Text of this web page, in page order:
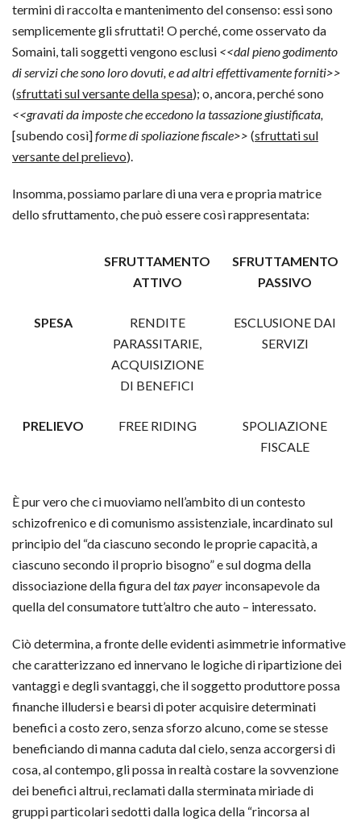
termini di raccolta e mantenimento del consenso: essi sono
semplicemente gli sfruttati! O perché, come osservato da
Somaini, tali soggetti vengono esclusi <<dal pieno godimento
di servizi che sono loro dovuti, ead altri effettivamente forniti>>
(sfruttati sul versante della spesa); o, ancora, perché sono
<<gravati da imposte che eccedono la tassazione giustificata,
[subendo così]forme di spoliazione fiscale>> (sfruttati sul
versante del prelievo).
Insomma, possiamo parlare di una vera e propria matrice
dello sfruttamento, che può essere così rappresentata:
SFRUTTAMENTO
ATTIVO
SFRUTTAMENTO
PASSIVO
SPESA
RENDITE
PARASSITARIE,
ACQUISIZIONE
DI BENEFICI
ESCLUSIONE DAI
SERVIZI
PRELIEVO FREE RIDING
SPOLIAZIONE
FISCALE
È pur vero che ci muoviamo nell’ambito di un contesto
schizofrenico e di comunismo assistenziale, incardinato sul
principio del “da ciascuno secondo le proprie capacità, a
ciascuno secondo il proprio bisogno” e sul dogma della
dissociazione della figura deltax payer inconsapevole da
quella del consumatore tutt’altro che auto – interessato.
Ciò determina, a fronte delle evidenti asimmetrie informative
che caratterizzano ed innervano le logiche di ripartizione dei
vantaggi e degli svantaggi, che il soggetto produttore possa
finanche illudersi e bearsi di poter acquisire determinati
benefici a costo zero, senza sforzo alcuno, come se stesse
beneficiando di manna caduta dal cielo, senza accorgersi di
cosa, al contempo, gli possa in realtà costare la sovvenzione
dei benefici altrui, reclamati dalla sterminata miriade di
gruppi particolari sedotti dalla logica della “rincorsa al